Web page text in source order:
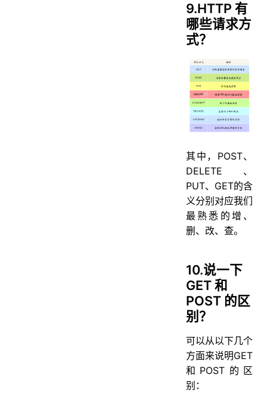
9.HTTP 有
哪些请求方
式？
其中，POST、
DELETE、
PUT、GET的含
义分别对应我们
最熟悉的增、
删、改、查。
10.说⼀下
GET 和
POST 的区
别？
可以从以下几个
方面来说明GET
和POST的区
别：